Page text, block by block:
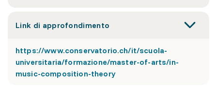
Link di approfondimento
https://www.conservatorio.ch/it/scuola-
universitaria/formazione/master-of-arts/in-
music-composition-theory